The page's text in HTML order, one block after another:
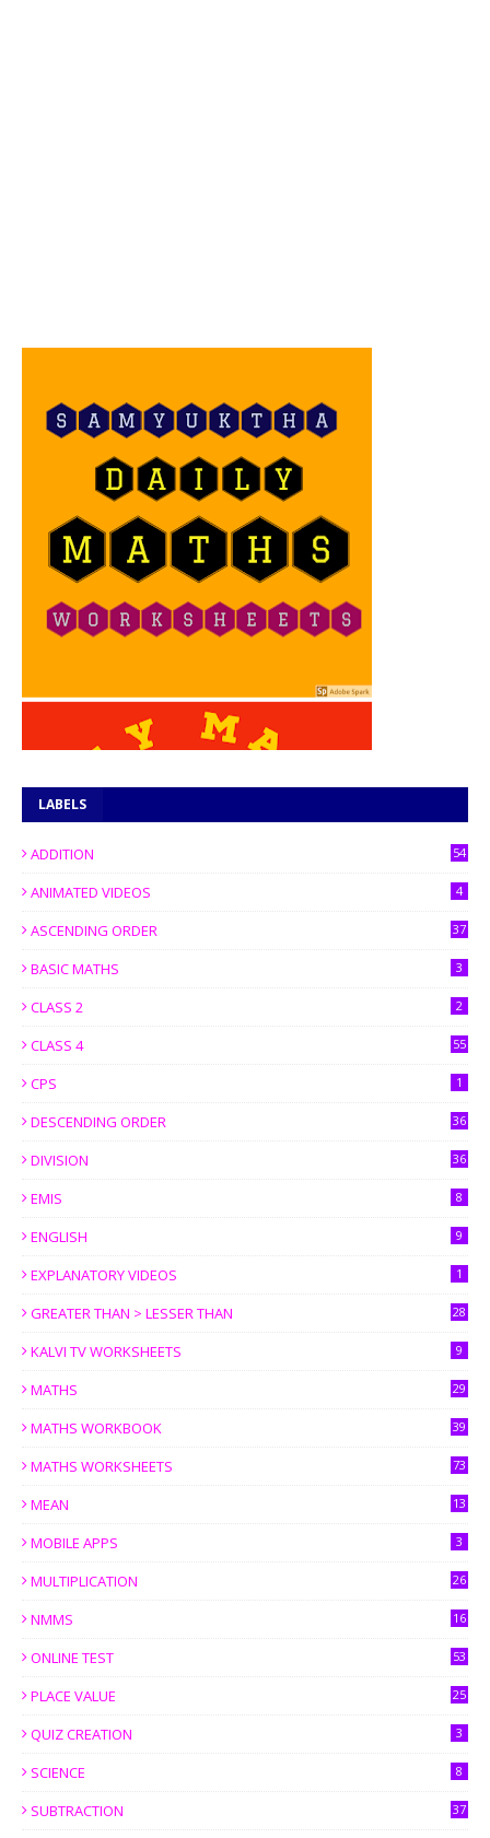
LABELS
ADDITION 54
ANIMATED VIDEOS 4
ASCENDING ORDER 37
BASIC MATHS 3
CLASS 2 2
CLASS 4 55
CPS 1
DESCENDING ORDER 36
DIVISION 36
EMIS 8
ENGLISH 9
EXPLANATORY VIDEOS 1
GREATER THAN > LESSER THAN 28
KALVI TV WORKSHEETS 9
MATHS 29
MATHS WORKBOOK 39
MATHS WORKSHEETS 73
MEAN 13
MOBILE APPS 3
MULTIPLICATION 26
NMMS 16
ONLINE TEST 53
PLACE VALUE 25
QUIZ CREATION 3
SCIENCE 8
SUBTRACTION 37